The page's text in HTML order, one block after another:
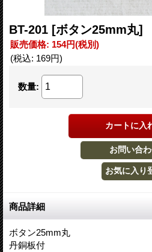
BT-201 [ボタン25mm丸]
販売価格: 154円(税別)
(税込: 169円)
数量:
商品詳細
ボタン25mm丸
丹銅板付